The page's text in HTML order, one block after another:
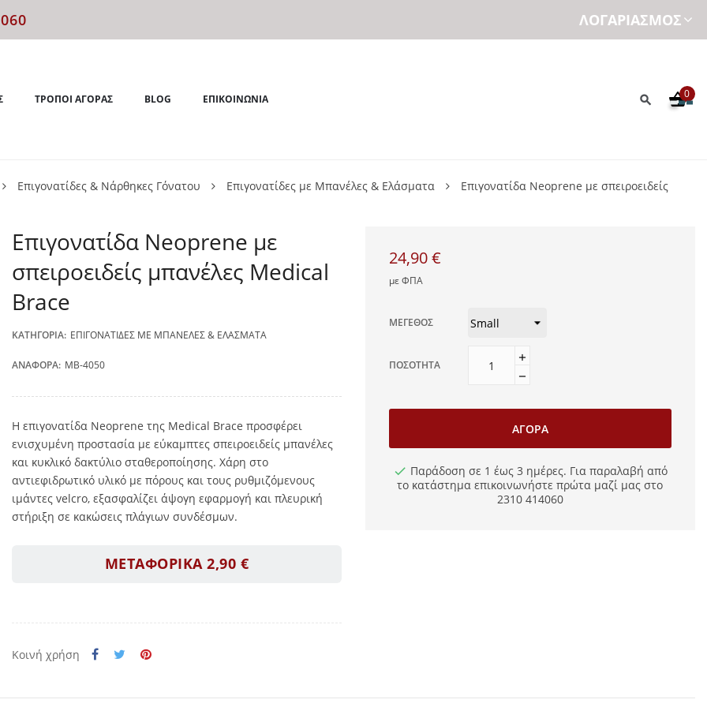
ΛΟΓΑΡΙΑΣΜΌΣ
ΤΡΌΠΟΙ ΑΓΟΡΆΣ BLOG ΕΠΙΚΟΙΝΩΝΊΑ 0
Επιγονατίδες & Νάρθηκες Γόνατου Επιγονατίδες με Μπανέλες & Ελάσματα Επιγονατίδα Neoprene με σπειροειδείς
Επιγονατίδα Neoprene με
σπειροειδείς μπανέλες Medical
Brace
ΚΑΤΗΓΟΡΊΑ: ΕΠΙΓΟΝΑΤΊΔΕΣ ΜΕ ΜΠΑΝΈΛΕΣ & ΕΛΆΣΜΑΤΑ
ΑΝΑΦΟΡΆ: MB-4050
Η επιγονατίδα Neoprene της Medical Brace προσφέρει
ενισχυμένη προστασία με εύκαμπτες σπειροειδείς μπανέλες
και κυκλικό δακτύλιο σταθεροποίησης. Χάρη στο
αντιεφιδρωτικό υλικό με πόρους και τους ρυθμιζόμενους
ιμάντες velcro, εξασφαλίζει άψογη εφαρμογή και πλευρική
στήριξη σε κακώσεις πλάγιων συνδέσμων.
ΜΕΤΑΦΟΡΙΚΑ 2,90 €
Κοινή χρήση
24,90 €
με ΦΠΑ
ΜΈΓΕΘΟΣ
ΠΟΣΌΤΗΤΑ
ΑΓΟΡΆ
Παράδοση σε 1 έως 3 ημέρες. Για παραλαβή από
το κατάστημα επικοινωνήστε πρώτα μαζί μας στο
2310 414060